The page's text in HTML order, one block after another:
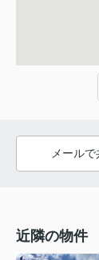
メール
近隣の物件